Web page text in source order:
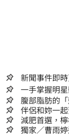
新聞事件即
腹部脂肪的
囊，瘦出小
伴侶和妳一
減肥首選，
人生
獨家／曹雨